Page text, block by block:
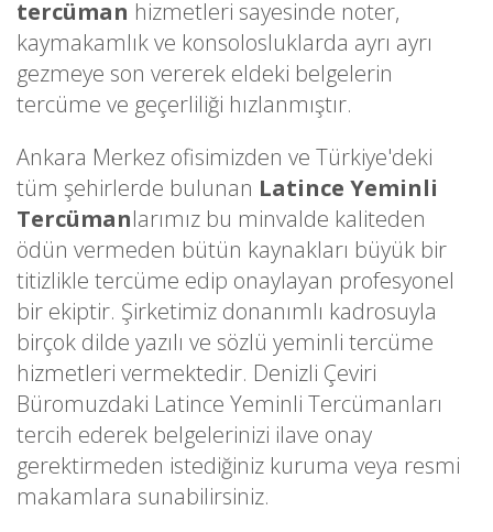
tercüman hizmetleri sayesinde noter,
kaymakamlık ve konsolosluklarda ayrı ayrı
gezmeye son vererek eldeki belgelerin
tercüme ve geçerliliği hızlanmıştır.
Ankara Merkez ofisimizden ve Türkiye'deki
tüm şehirlerde bulunan Latince Yeminli
Tercümanlarımız bu minvalde kaliteden
ödün vermeden bütün kaynakları büyük bir
titizlikle tercüme edip onaylayan profesyonel
bir ekiptir. Şirketimiz donanımlı kadrosuyla
birçok dilde yazılı ve sözlü yeminli tercüme
hizmetleri vermektedir. Denizli Çeviri
Büromuzdaki Latince Yeminli Tercümanları
tercih ederek belgelerinizi ilave onay
gerektirmeden istediğiniz kuruma veya resmi
makamlara sunabilirsiniz.